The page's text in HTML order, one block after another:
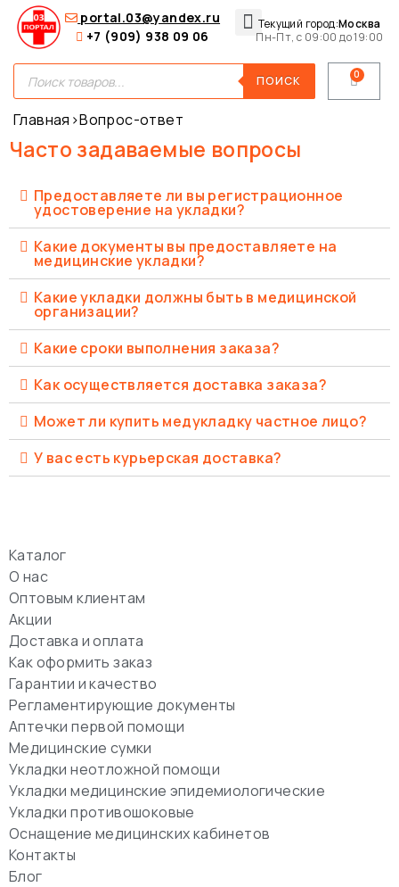
Текущий город:Москва
Пн-Пт, с 09:00 до 19:00
portal.03@yandex.ru
+7 (909) 938 09 06
ПОИСК
Главная ›Вопрос-ответ
Часто задаваемые вопросы
Предоставляете ли вы регистрационное
удостоверение на укладки?
Какие документы вы предоставляете на
медицинские укладки?
Какие укладки должны быть в медицинской
организации?
Какие сроки выполнения заказа?
Как осуществляется доставка заказа?
Может ли купить медукладку частное лицо?
У вас есть курьерская доставка?
Каталог
О нас
Оптовым клиентам
Акции
Доставка и оплата
Как оформить заказ
Гарантии и качество
Регламентирующие документы
Аптечки первой помощи
Медицинские сумки
Укладки неотложной помощи
Укладки медицинские эпидемиологические
Укладки противошоковые
Оснащение медицинских кабинетов
Контакты
Блог